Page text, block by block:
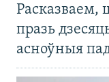
Расказваем,
празь
асноўныя